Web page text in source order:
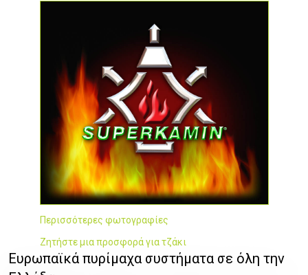
Περισσότερες φωτογραφίες
Ζητήστε μια προσφορά για τζάκι
Ευρωπαϊκά πυρίμαχα συστήματα σε όλη την